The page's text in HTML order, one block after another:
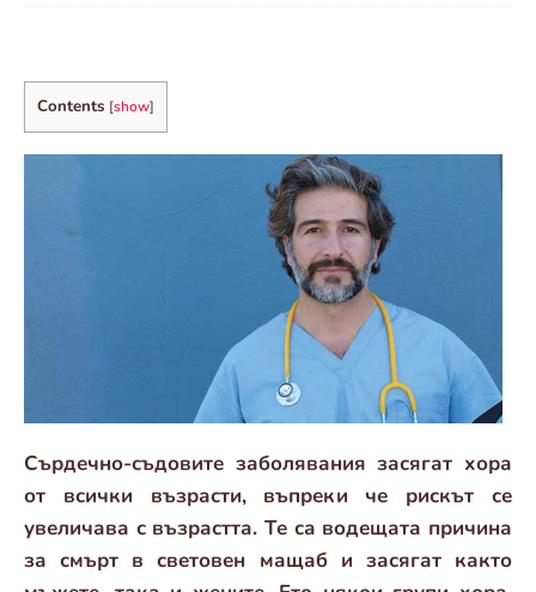
Contents [show]
Сърдечно-съдовите заболявания засягат хора
от всички възрасти, въпреки че рискът се
увеличава с възрастта. Те са водещата причина
за смърт в световен мащаб и засягат както